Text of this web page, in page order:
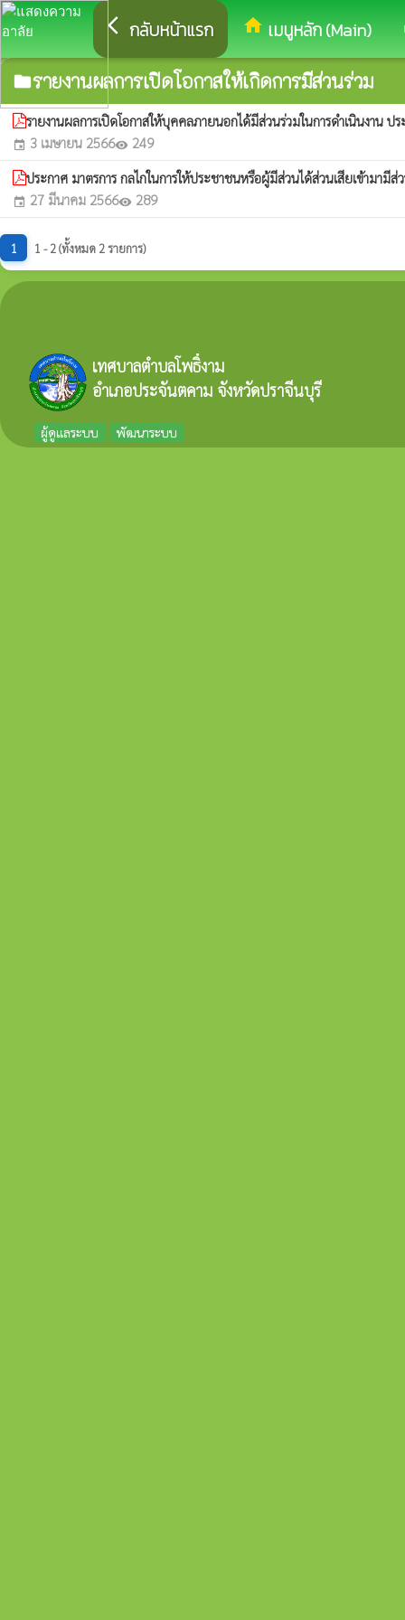
arrow_back_ios กลับหน้าแรก home เมนูหลัก (Main)
folderรายงานผลการเปิดโอกาสให้เกิดการมีส่วนร่วม
รายงานผลการเปิดโอกาสให้บุคคลภายนอกได้มีส่วนร่วมในการดำเนินงาน
event 3 เมษายน 2566visibility 249
ประกาศ มาตรการ กลไกในการให้ประชาชนหรือผู้มีส่วนได้ส่วนเสียเข้ามามี
event 27 มีนาคม 2566visibility 289
1 1 - 2 (ทั้งหมด 2 รายการ)
เทศบาลตำบลโพธิ์งาม
อำเภอประจันตคาม จังหวัดปราจีนบุรี
ผู้ดูแลระบบ พัฒนาระบบ